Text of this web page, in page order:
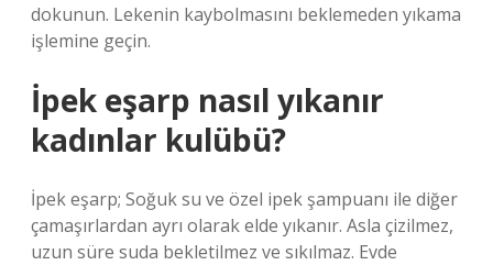
dokunun. Lekenin kaybolmasını beklemeden yıkama
işlemine geçin.
İpek eşarp nasıl yıkanır
kadınlar kulübü?
İpek eşarp; Soğuk su ve özel ipek şampuanı ile diğer
çamaşırlardan ayrı olarak elde yıkanır. Asla çizilmez,
uzun süre suda bekletilmez ve sıkılmaz. Evde